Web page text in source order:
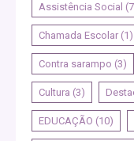
Assistência Social
Chamada Escolar (1)
Contra sarampo (3)
Cultura (3)
EDUCAÇÃO (10)